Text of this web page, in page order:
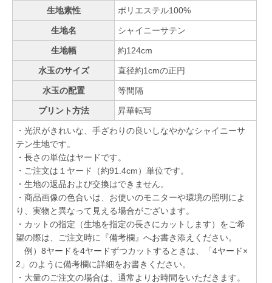
生地素性 ポリエステル100%
生地名 シャイニーサテン
生地幅 約124cm
水玉のサイズ 直径約1cmの正円
水玉の配置 等間隔
プリント方法 昇華転写
・光沢がきれいな、手ざわりの良いしなやかなシャイニーサ
テン生地です。
・長さの単位はヤードです。
・ご注文は１ヤード（約91.4cm）単位です。
・生地の返品および交換はできません。
・商品画像の色合いは、お使いのモニターや環境の照明によ
り、実物と異なって見える場合がございます。
・カットの指定（生地を指定の長さにカットします）をご希
望の際は、ご注文時に『備考欄』へお書き添えください。
例）8ヤードを4ヤードずつカットするときは、「4ヤード×
2」のように備考欄に詳細をお書きください。
・大量のご注文の場合は、通常よりお時間をいただきます。